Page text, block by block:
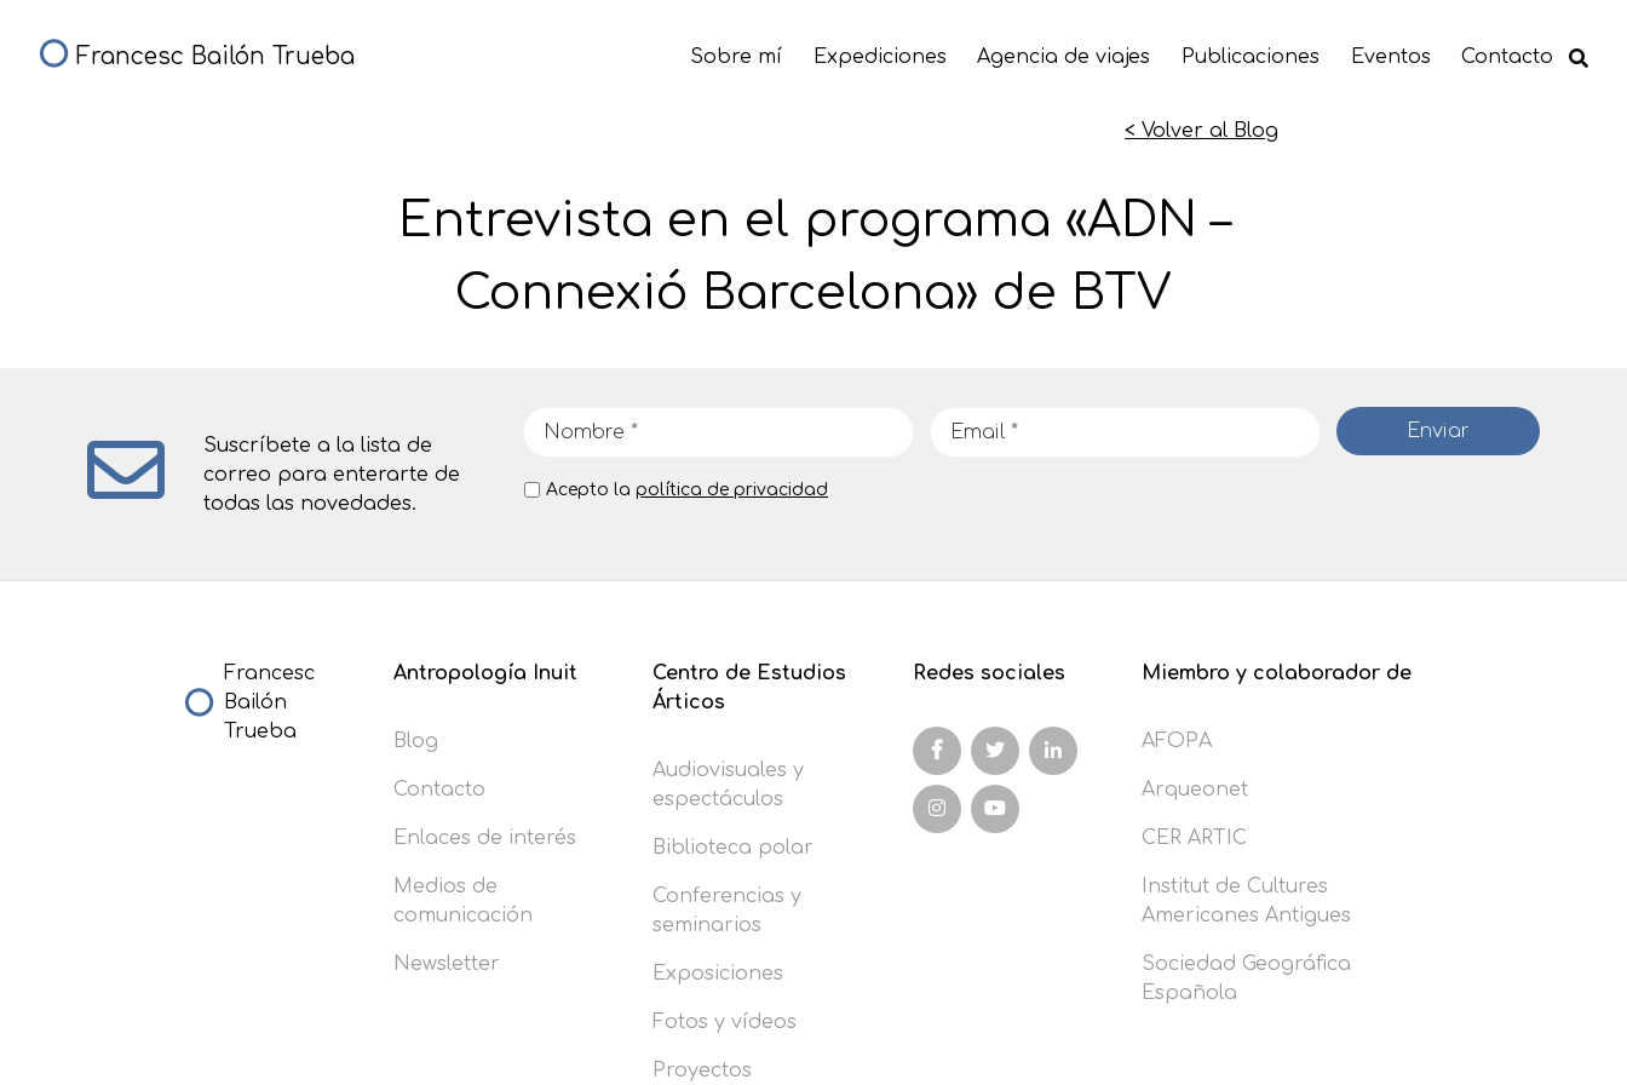
Francesc Bailón Trueba Sobre mí Expediciones Agencia de viajes Publicaciones Eventos Contacto
< Volver al Blog
Entrevista en el programa «ADN –
Connexió Barcelona» de BTV
Suscríbete a la lista de
correo para enterarte de
todas las novedades.
Acepto la política de privacidad
Francesc
Bailón
Trueba
Antropología Inuit
Blog
Contacto
Enlaces de interés
Medios de
comunicación
Newsletter
Centro de Estudios
Árticos
Audiovisuales y
espectáculos
Biblioteca polar
Conferencias y
seminarios
Exposiciones
Fotos y vídeos
Proyectos
Redes sociales Miembro y colaborador de
AFOPA
Arqueonet
CER ARTIC
Institut de Cultures
Americanes Antigues
Sociedad Geográfica
Española